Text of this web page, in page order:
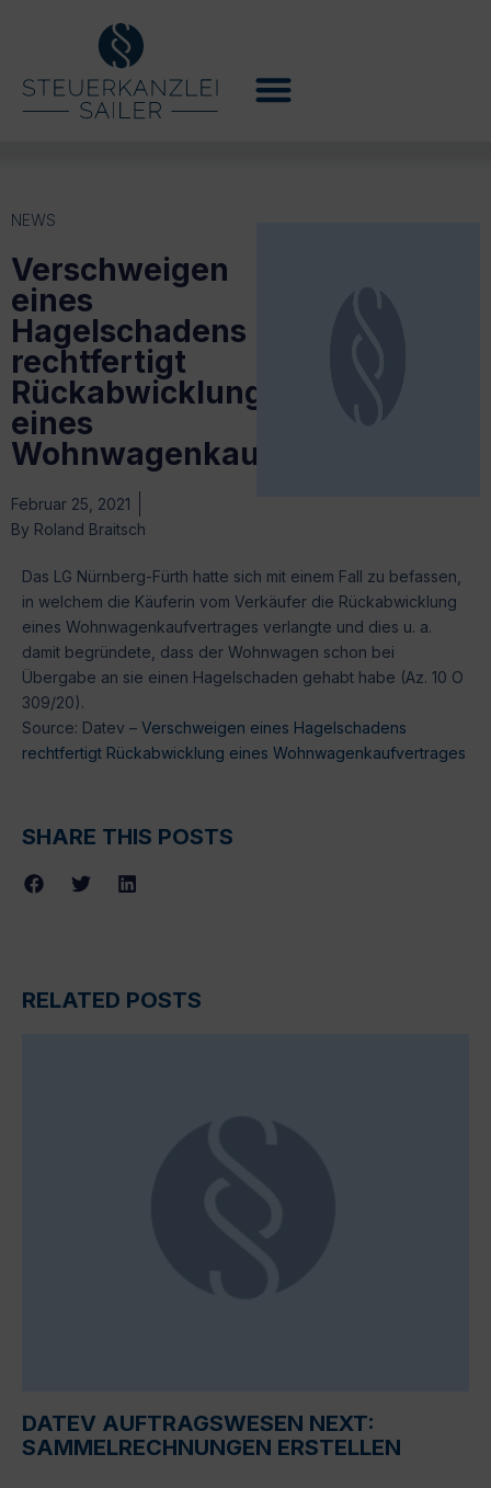
NEWS
Verschweigen
eines
Hagelschadens
rechtfertigt
Rückabwicklung
eines
Wohnwagenkaufvertrages
Februar 25, 2021
By Roland Braitsch
Das LG Nürnberg-Fürth hatte sich mit einem Fall zu befassen,
in welchem die Käuferin vom Verkäufer die Rückabwicklung
eines Wohnwagenkaufvertrages verlangte und dies u. a.
damit begründete, dass der Wohnwagen schon bei
Übergabe an sie einen Hagelschaden gehabt habe (Az. 10 O
309/20).
Source: Datev – Verschweigen eines Hagelschadens
rechtfertigt Rückabwicklung eines Wohnwagenkaufvertrages
SHARE THIS POSTS
RELATED POSTS
DATEV AUFTRAGSWESEN NEXT:
SAMMELRECHNUNGEN ERSTELLEN